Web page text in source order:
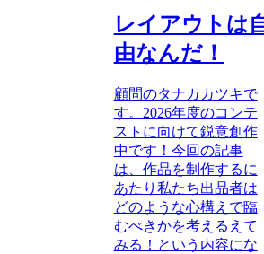
レイアウトは
由なんだ！
顧問のタナカカツキで
す。2026年度のコンテ
ストに向けて鋭意創作
中です！今回の記事
は、作品を制作するに
あたり私たち出品者は
どのような心構えで臨
むべきかを考えるえて
みる！という内容にな